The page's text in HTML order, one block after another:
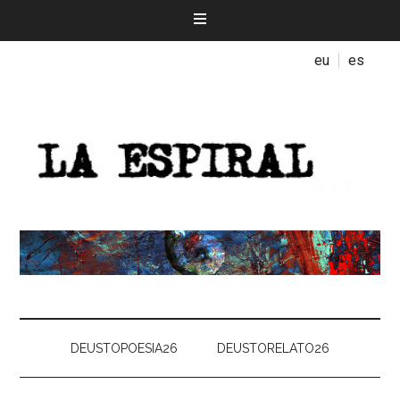
eu es
DEUSTOPOESIA26 DEUSTORELATO26